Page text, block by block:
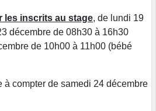
les inscrits au stage, de lundi 19
décembre de 08h30 à 16h30
de 10h00 à 11h00 (bébé
à compter de samedi 24 décembre